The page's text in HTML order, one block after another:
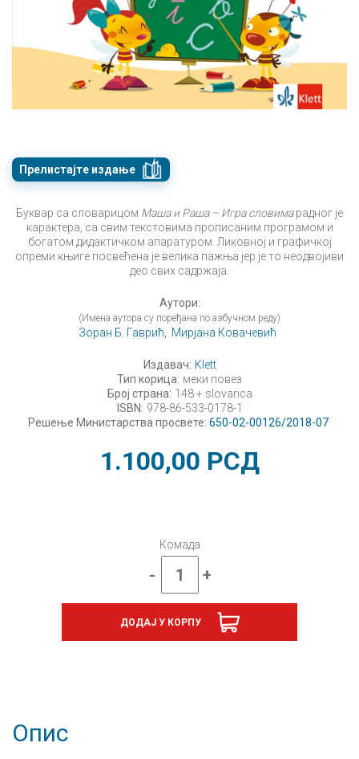
Прелистајте издање
Буквар са словарицом Маша и Раша – Игра словимарадног је
карактера, са свим текстовима прописаним програмом и
богатом дидактичком апаратуром. Ликовној и графичкој
опреми књиге посвећена је велика пажња јер је то неодвојиви
део свих садржаја.
Аутори:
(Имена аутора су поређана по азбучном реду)
Зоран Б. Гаврић, Мирјана Ковачевић
Издавач: Klett
Тип корица: меки повез
Број страна: 148 + slovarica
ISBN: 978-86-533-0178-1
Решење Министарства просвете: 650-02-00126/2018-07
1.100,00 РСД
Комада
-
Српски
језик
Маша
и
+
ДОДАЈ У КОРПУ
Опис